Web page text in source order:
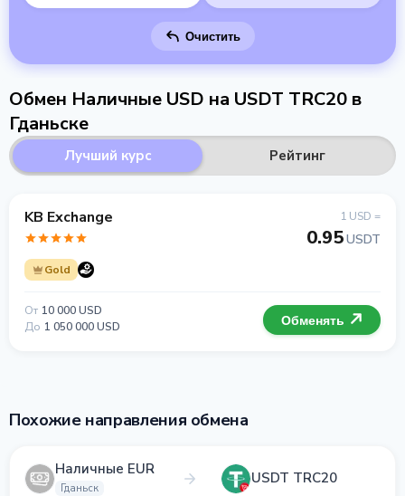
Очистить
Обмен Наличные USD на USDT TRC20 в
Гданьске
Лучший курс Рейтинг
KB Exchange
Gold
1 USD =
0.95USDT
От 10 000 USD
До 1 050 000 USD Обменять
Похожие направления обмена
Наличные EUR
Гданьск
USDT TRC20